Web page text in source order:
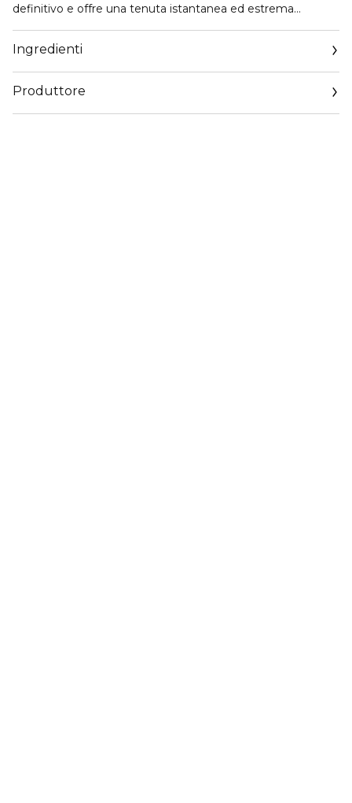
definitivo e offre una tenuta istantanea ed estrema
spazzola integrata puoi applicare facilmente il gel
trasparente sulle sopracciglia. La spazzola viene agganciata
alla parte interna della palpebra. Grazie alla sua formula
ottimizzata non è necessaria l’acqua per l'applicazione.
Ingredienti
Produttore